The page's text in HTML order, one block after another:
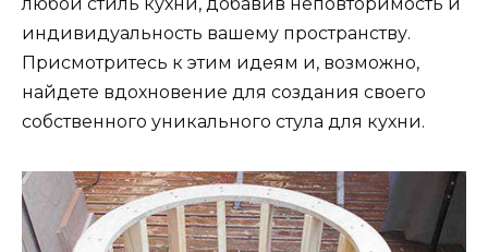
индивидуальность вашему пространству.
Присмотритесь к этим идеям и, возможно,
найдете вдохновение для создания своего
собственного уникального стула для кухни.